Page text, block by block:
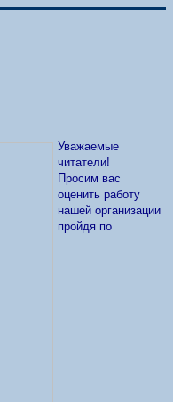
Уважаемые
читатели!
Просим вас
оценить работу
нашей организации
пройдя по